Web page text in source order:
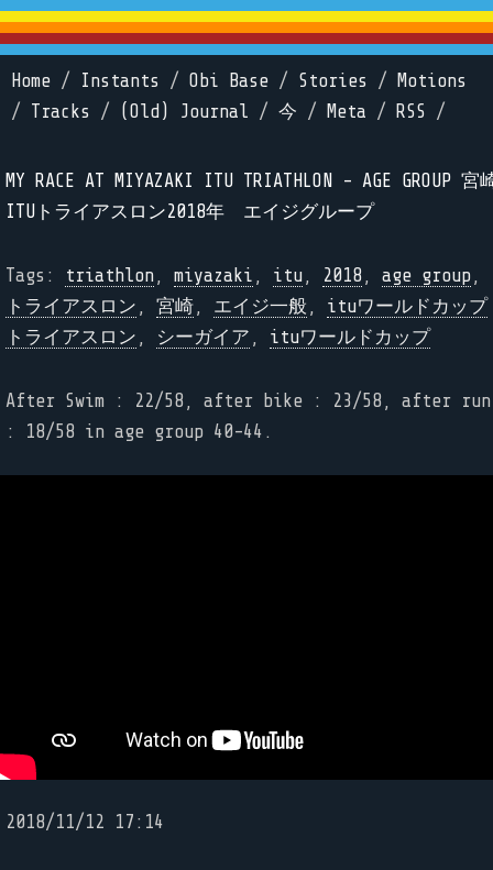
Home / Instants / Obi Base / Stories /
Motions
/ Tracks / (Old) Journal / 今 / Meta / RSS /
MY RACE AT MIYAZAKI ITU TRIATHLON - AGE GROUP 宮
ITUトライアスロン2018年 エイジグループ
Tags: triathlon, miyazaki , itu, 2018, age group,
トライアスロン , 宮崎, エイジ一般 , ituワールドカップ
トライアスロン , シーガイア , ituワールドカップ
After Swim : 22/58, after bike : 23/58, after run
: 18/58 in age group 40-44.
2018/11/12 17:14